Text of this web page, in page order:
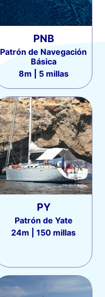
PNB
Patrón de Navegación
Básica
8m | 5 millas
PY
Patrón de Yate
24m | 150 millas